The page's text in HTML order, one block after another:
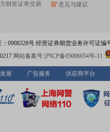
财富证券交易
意见与建议
0908328号 经营证券期货业务许可证编
网站备案号:沪ICP备05006054号-11
展 广告服务 供应商平台